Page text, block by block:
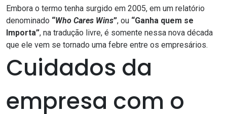
Embora o termo tenha surgido em 2005, em um relatório
denominado “Who Cares Wins”, ou “Ganha quem se
Importa”, na tradução livre, é somente nessa nova década
que ele vem se tornado uma febre entre os empresários.
Cuidados da
empresa com o